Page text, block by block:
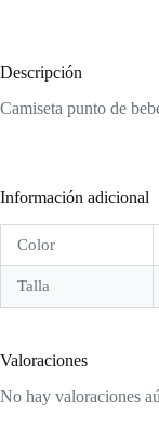
Descripción
Camiseta punto de
Información adicional
Color
Talla
Valoraciones
No hay valoraciones